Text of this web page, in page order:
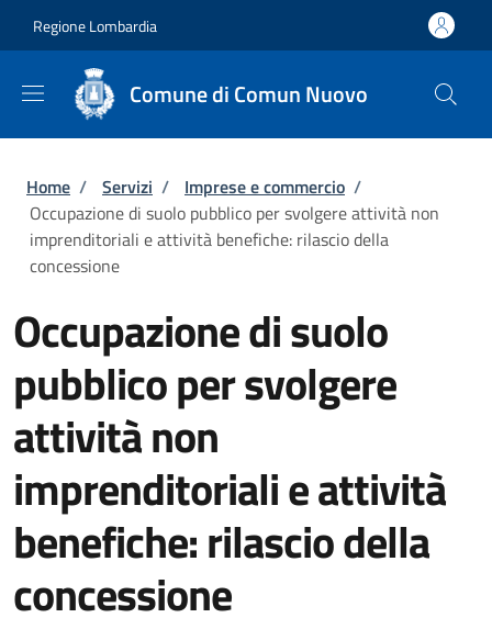
Regione Lombardia
Comune di Comun Nuovo
Briciole di pane
Home / Servizi / Imprese e commercio /
Occupazione di suolo pubblico per svolgere attività non
imprenditoriali e attività benefiche: rilascio della
concessione
Occupazione di suolo
pubblico per svolgere
attività non
imprenditoriali e attività
benefiche: rilascio della
concessione